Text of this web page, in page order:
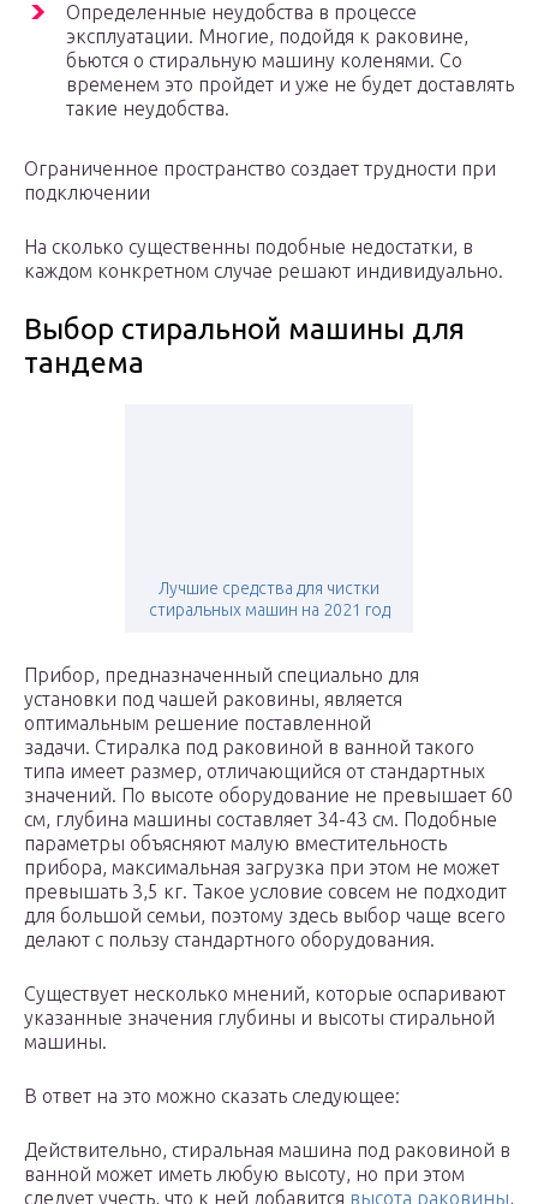
Определенные неудобства в процессе
эксплуатации. Многие, подойдя к раковине,
бьются о стиральную машину коленями. Со
временем это пройдет и уже не будет доставлять
такие неудобства.
Ограниченное пространство создает трудности при
подключении
На сколько существенны подобные недостатки, в
каждом конкретном случае решают индивидуально.
Выбор стиральной машины для
тандема
Лучшие средства для чистки
стиральных машин на 2021 год
Прибор, предназначенный специально для
установки под чашей раковины, является
оптимальным решение поставленной
задачи. Стиралка под раковиной в ванной такого
типа имеет размер, отличающийся от стандартных
значений. По высоте оборудование не превышает 60
см, глубина машины составляет 34-43 см. Подобные
параметры объясняют малую вместительность
прибора, максимальная загрузка при этом не может
превышать 3,5 кг. Такое условие совсем не подходит
для большой семьи, поэтому здесь выбор чаще всего
делают с пользу стандартного оборудования.
Существует несколько мнений, которые оспаривают
указанные значения глубины и высоты стиральной
машины.
В ответ на это можно сказать следующее:
Действительно, стиральная машина под раковиной в
ванной может иметь любую высоту, но при этом
следует учесть, что к ней добавится высота раковины,